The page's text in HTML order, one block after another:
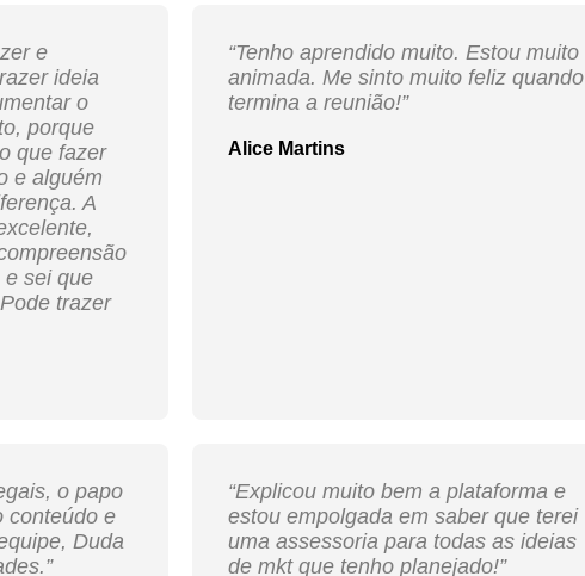
e
ideia
o
porque
que fazer
e alguém
A
e sei que
trazer
“Tenho aprendido muito. Estou muito
animada. Me sinto muito feliz quando
termina a reunião!”
Alice Martins
o papo
conteúdo e
Duda
“Explicou muito bem a plataforma e
estou empolgada em saber que terei
uma assessoria para todas as ideias
de mkt que tenho planejado!”